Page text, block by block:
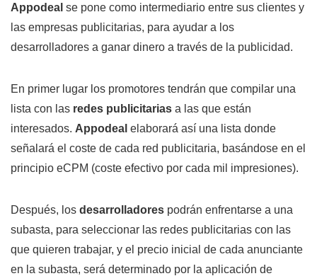
Appodeal se pone como intermediario entre sus clientes y
las empresas publicitarias, para ayudar a los
desarrolladores a ganar dinero a través de la publicidad.
En primer lugar los promotores tendrán que compilar una
lista con las redes publicitarias a las que están
interesados. Appodeal elaborará así una lista donde
señalará el coste de cada red publicitaria, basándose en el
principio eCPM (coste efectivo por cada mil impresiones).
Después, los desarrolladores podrán enfrentarse a una
subasta, para seleccionar las redes publicitarias con las
que quieren trabajar, y el precio inicial de cada anunciante
en la subasta, será determinado por la aplicación de